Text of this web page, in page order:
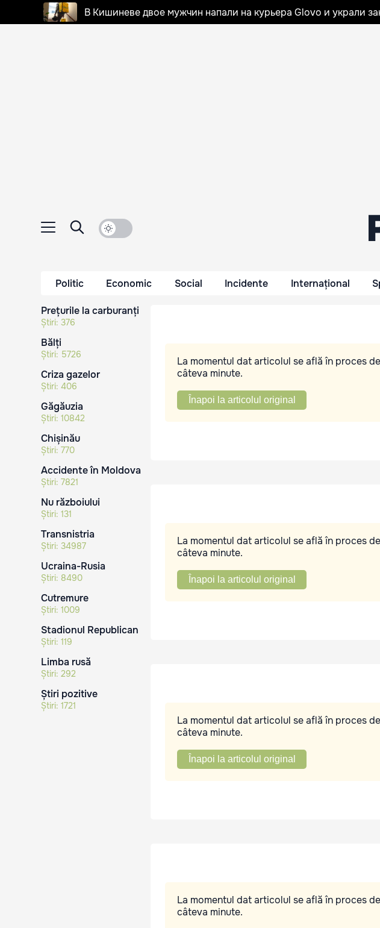
В Кишиневе двое мужчин напали на курьера Glovo и украли
Politic Economic Social Incidente Internațional
Prețurile la carburanți
Știri: 376
Bălți
Știri: 5726
Criza gazelor
Știri: 406
Găgăuzia
Știri: 10842
Chișinău
Știri: 770
Accidente în Moldova
Știri: 7821
Nu războiului
Știri: 131
Transnistria
Știri: 34987
Ucraina-Rusia
Știri: 8490
Cutremure
Știri: 1009
Stadionul Republican
Știri: 119
Limba rusă
Știri: 292
Știri pozitive
Știri: 1721
La momentul dat articolul se află în proces
câteva minute.
Înapoi la articolul original
La momentul dat articolul se află în proces
câteva minute.
Înapoi la articolul original
La momentul dat articolul se află în proces
câteva minute.
Înapoi la articolul original
La momentul dat articolul se află în proces
câteva minute.